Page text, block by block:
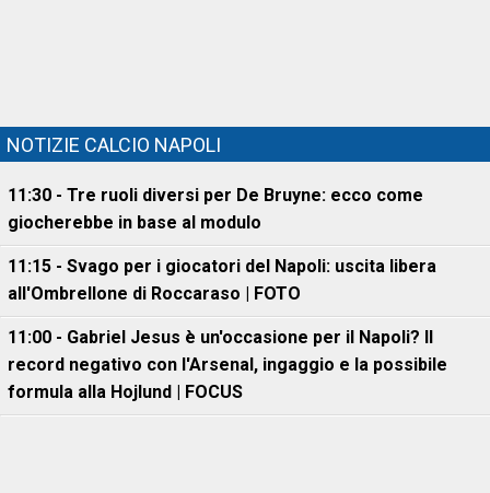
NOTIZIE CALCIO NAPOLI
11:30 - Tre ruoli diversi per De Bruyne: ecco come
giocherebbe in base al modulo
11:15 - Svago per i giocatori del Napoli: uscita libera
all'Ombrellone di Roccaraso | FOTO
11:00 - Gabriel Jesus è un'occasione per il Napoli? Il
record negativo con l'Arsenal, ingaggio e la possibile
formula alla Hojlund | FOCUS